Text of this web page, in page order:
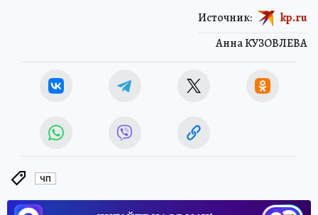
Анна КУЗОВЛЕВА
Источник: kp.ru
ЧП